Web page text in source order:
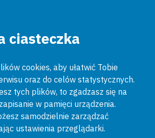
ciasteczka
cookies, aby ułatwić Tobie
oraz do celów statystycznych.
tych plików, to zgadzasz się na
w pamięci urządzenia.
samodzielnie zarządzać
ustawienia przeglądarki.